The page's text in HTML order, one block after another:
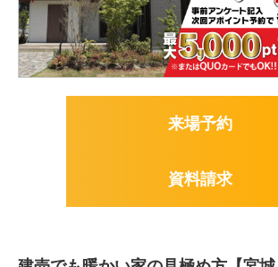
来場予約
資料請求